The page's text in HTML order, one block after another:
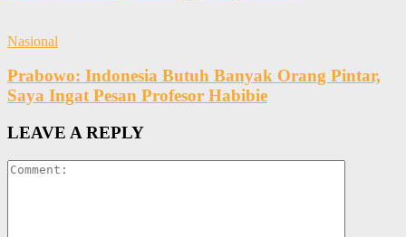
Nasional
Prabowo: Indonesia Butuh Banyak Orang Pintar,
Saya Ingat Pesan Profesor Habibie
LEAVE A REPLY